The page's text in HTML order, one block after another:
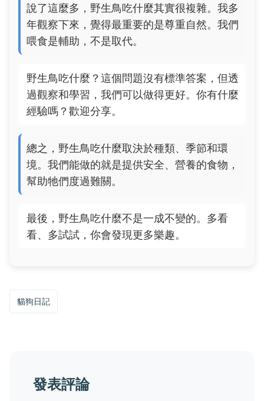
說了這麼多，野生鳥吃什麼其實很複雜。我多
年觀察下來，覺得最重要的是尊重自然。我們
喂食是輔助，不是取代。
野生鳥吃什麼？這個問題沒有標準答案，但透
過觀察和學習，我們可以做得更好。你有什麼
經驗嗎？歡迎分享。
總之，野生鳥吃什麼取決於種類、季節和環
境。我們能做的就是提供安全、營養的食物，
幫助牠們度過難關。
最後，野生鳥吃什麼不是一成不變的。多看
看、多試試，你會發現更多樂趣。
貓狗日記
發表評論